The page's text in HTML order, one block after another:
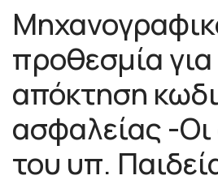
προθεσμία
απόκτηση
ασφαλείας -Οι
του υπ.